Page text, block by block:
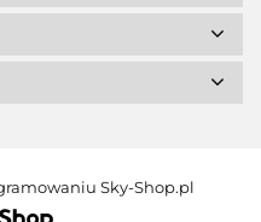
Sky-Shop.pl